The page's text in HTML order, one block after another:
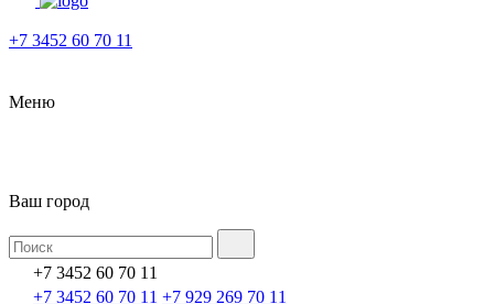
+7 3452 60 70 11
Меню
Ваш город
+7 3452 60 70 11
+7 3452 60 70 11 +7 929 269 70 11